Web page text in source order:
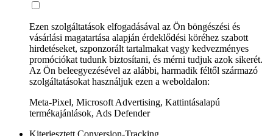
Ezen szolgáltatások elfogadásával az Ön böngészési és
vásárlási magatartása alapján érdeklődési köréhez szabott
hirdetéseket, szponzorált tartalmakat vagy kedvezményes
promóciókat tudunk biztosítani, és mérni tudjuk azok sikerét.
Az Ön beleegyezésével az alábbi, harmadik féltől származó
szolgáltatásokat használjuk ezen a weboldalon:
Meta-Pixel, Microsoft Advertising, Kattintásalapú
termékajánlások, Ads Defender
Kiterjesztett Conversion-Tracking